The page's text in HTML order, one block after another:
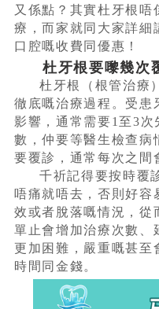
又係點？其實杜牙根唔
療，而家就同大家詳細
口腔嘅收費同優惠！
杜牙根要嚟幾次
杜牙根（根管治療
徹底嘅治療過程。受患
影響，通常需要1至3
數，仲要等醫生檢查病
要覆診，通常每次之間
千祈記得要按時覆
唔痛就唔去，否則好容
效或者脫落嘅情況，從
單止會增加治療次數、
更加困難，嚴重嘅甚至
時間同金錢。